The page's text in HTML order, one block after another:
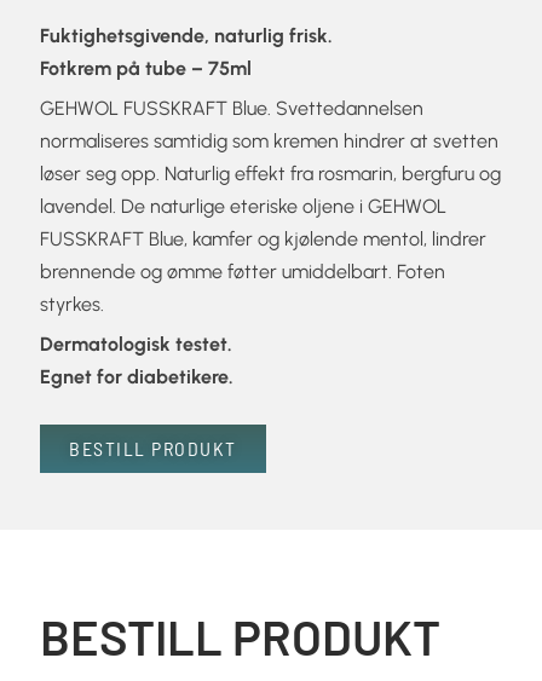
Fuktighetsgivende, naturlig frisk.
Fotkrem på tube – 75ml
GEHWOL FUSSKRAFT Blue. Svettedannelsen
normaliseres samtidig som kremen hindrer at svetten
løser seg opp. Naturlig effekt fra rosmarin, bergfuru og
lavendel. De naturlige eteriske oljene i GEHWOL
FUSSKRAFT Blue, kamfer og kjølende mentol, lindrer
brennende og ømme føtter umiddelbart. Foten
styrkes.
Dermatologisk testet.
Egnet for diabetikere.
BESTILL PRODUKT
BESTILL PRODUKT